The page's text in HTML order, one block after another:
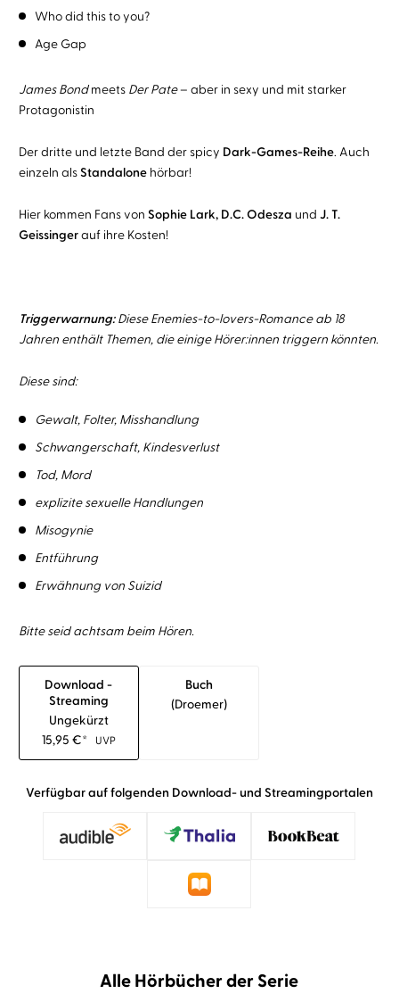
Who did this to you?
Age Gap
James Bondmeets Der Pate– aber in sexy und mit starker
Protagonistin
Der dritte und letzte Band der spicy Dark-Games-Reihe. Auch
einzeln alsStandalone hörbar!
Hier kommen Fans von Sophie Lark, D.C. Odesza und J. T.
Geissingerauf ihre Kosten!
Triggerwarnung:Diese Enemies-to-lovers-Romance ab 18
Jahren enthält Themen, die einige Hörer:innen triggern könnten.
Diese sind:
Gewalt, Folter, Misshandlung
Schwangerschaft, Kindesverlust
Tod, Mord
explizite sexuelle Handlungen
Misogynie
Entführung
Erwähnung von Suizid
Bitte seid achtsam beim Hören.
Download -
Streaming
Ungekürzt
15,95 €* UVP
Buch
(droemer)
Verfügbar auf folgenden Download- und Streamingportalen
Alle Hörbücher der Serie